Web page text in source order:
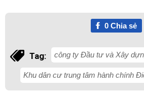
0Chia sẻ
Tag: công ty Đầu tư và Xây
Khu dân cư trung tâm hành chính